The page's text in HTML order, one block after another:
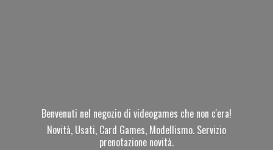
Benvenuti nel negozio di videogames che non c'era!
Novità, Usati, Card Games, Modellismo. Servizio
prenotazione novità.